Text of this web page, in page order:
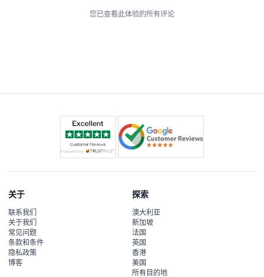
您已查看此体验的所有评论
关于
联系我们
关于我们
常见问题
条款和条件
隐私政策
博客
探索
澳大利亚
新加坡
法国
英国
香港
美国
所有目的地